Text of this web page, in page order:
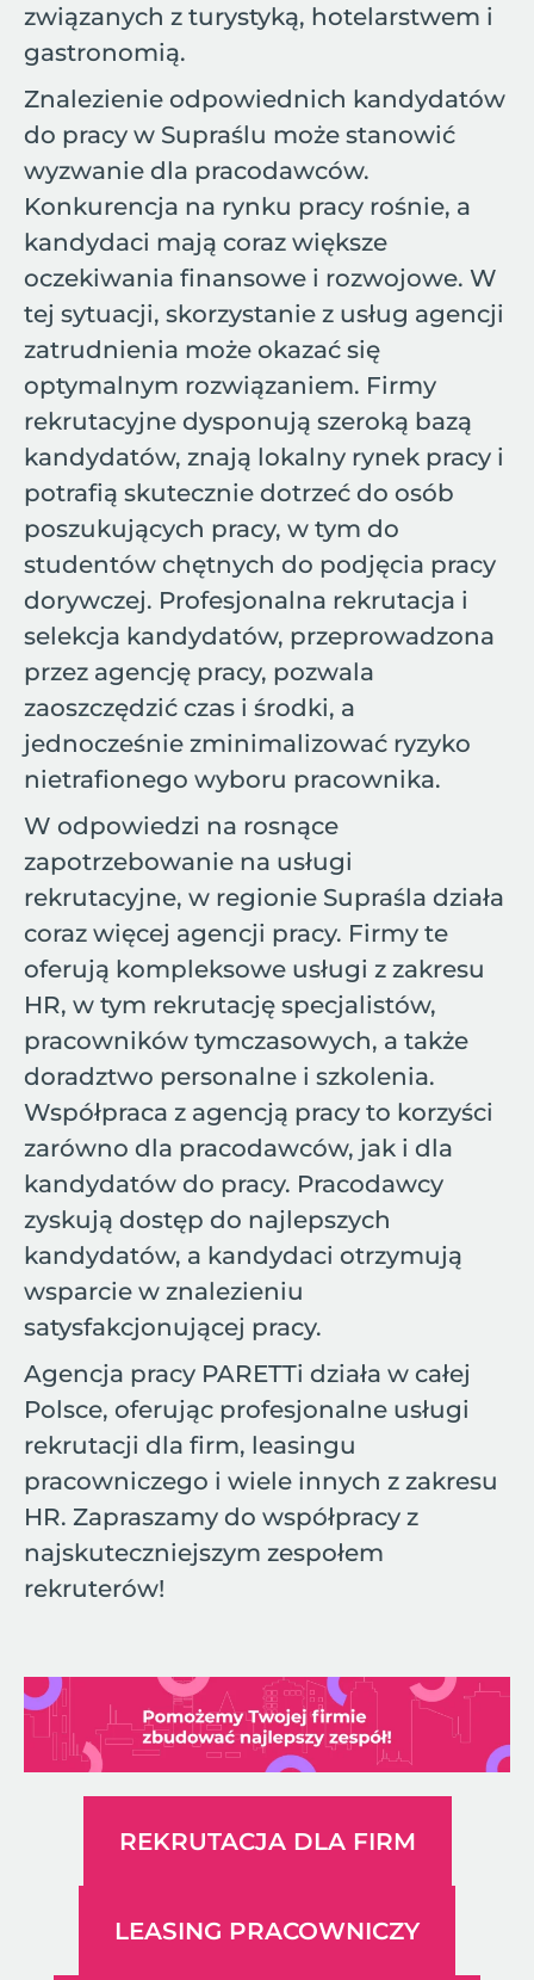
związanych z turystyką, hotelarstwem i
gastronomią.
Znalezienie odpowiednich kandydatów
do pracy w Supraślu może stanowić
wyzwanie dla pracodawców.
Konkurencja na rynku pracy rośnie, a
kandydaci mają coraz większe
oczekiwania finansowe i rozwojowe. W
tej sytuacji, skorzystanie z usług agencji
zatrudnienia może okazać się
optymalnym rozwiązaniem. Firmy
rekrutacyjne dysponują szeroką bazą
kandydatów, znają lokalny rynek pracy i
potrafią skutecznie dotrzeć do osób
poszukujących pracy, w tym do
studentów chętnych do podjęcia pracy
dorywczej. Profesjonalna rekrutacja i
selekcja kandydatów, przeprowadzona
przez agencję pracy, pozwala
zaoszczędzić czas i środki, a
jednocześnie zminimalizować ryzyko
nietrafionego wyboru pracownika.
W odpowiedzi na rosnące
zapotrzebowanie na usługi
rekrutacyjne, w regionie Supraśla działa
coraz więcej agencji pracy. Firmy te
oferują kompleksowe usługi z zakresu
HR, w tym rekrutację specjalistów,
pracowników tymczasowych, a także
doradztwo personalne i szkolenia.
Współpraca z agencją pracy to korzyści
zarówno dla pracodawców, jak i dla
kandydatów do pracy. Pracodawcy
zyskują dostęp do najlepszych
kandydatów, a kandydaci otrzymują
wsparcie w znalezieniu
satysfakcjonującej pracy.
Agencja pracy PARETTi działa w całej
Polsce, oferując profesjonalne usługi
rekrutacji dla firm, leasingu
pracowniczego i wiele innych z zakresu
HR. Zapraszamy do współpracy z
najskuteczniejszym zespołem
rekruterów!
REKRUTACJA DLA FIRM
LEASING PRACOWNICZY